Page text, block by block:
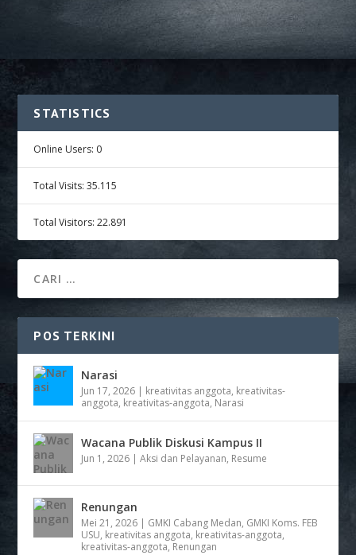
STATISTICS
Online Users: 0
Total Visits:35.115
Total Visitors:22.891
POS TERKINI
Narasi
Jun 17, 2026 | kreativitas anggota, kreativitas-
anggota, kreativitas-anggota, Narasi
Wacana Publik Diskusi Kampus II
Jun 1, 2026 |Aksi dan Pelayanan, Resume
Renungan
Mei 21, 2026 | GMKI Cabang Medan, GMKI Koms. FEB
USU, kreativitas anggota, kreativitas-anggota,
kreativitas-anggota, Renungan